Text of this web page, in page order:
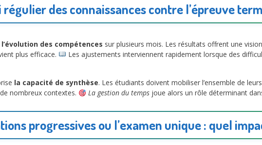
régulier des connaissances contre l’épreuve
l’évolution des compétences sur plusieurs mois. Les résultats offrent une
plus efficace.
Les ajustements interviennent rapidement lorsque des
la capacité de synthèse. Les étudiants doivent mobiliser l’ensemble de
nombreux contextes.
La gestion du tempsjoue alors un rôle déterminant
progressives ou l’examen unique : quel